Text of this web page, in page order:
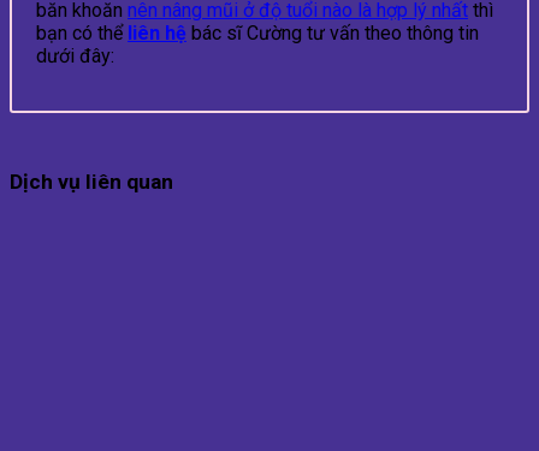
băn khoăn nên nâng mũi ở độ tuổi nào là hợp lý nhất thì
bạn có thể liên hệ bác sĩ Cường tư vấn theo thông tin
dưới đây:
Dịch vụ liên quan